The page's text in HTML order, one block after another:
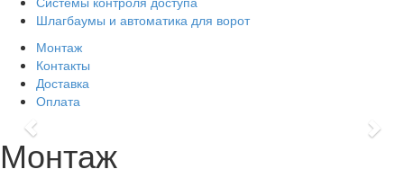
Шлагбаумы и автоматика для ворот
Монтаж
Контакты
Доставка
Оплата
Previous
Монтаж